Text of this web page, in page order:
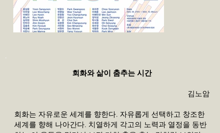
회화와 삶이 춤추는 시간
김노암
회화는 자유로운 세계를 향한다. 자유롭게 선택하고 창조한
세계를 향해 나아간다. 치열하게 각고의 노력과 열정을 동반